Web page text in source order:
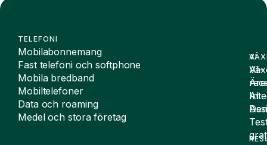
TELEFONI
Mobilabonnemang
Fast telefoni och softphone
Mobila bredband
Mobiltelefoner
Data och roaming
Medel och stora företag
AI
AI-
AI